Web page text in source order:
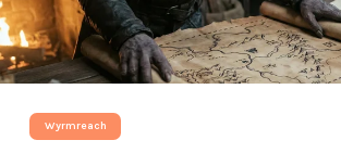
Wyrmreach